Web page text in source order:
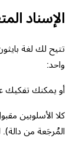
الإسناد
تتيح لك لغة
واحد:
أو يمكنك تفكيك
كلا الأسلوبين
المُرجَعة من